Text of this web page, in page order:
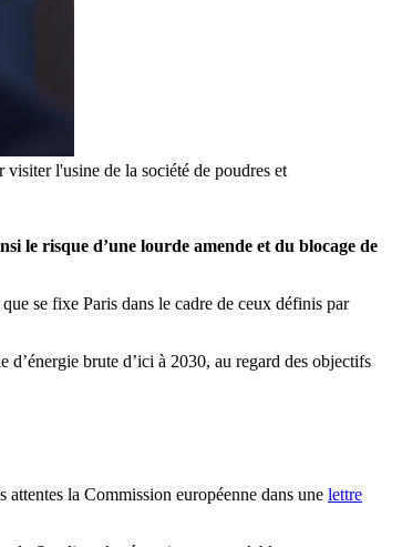
l'usine de la société de poudres et
le risque d’une lourde amende et du blocage de
se fixe Paris dans le cadre de ceux définis par
brute d’ici à 2030, au regard des objectifs
la Commission européenne dans une lettre